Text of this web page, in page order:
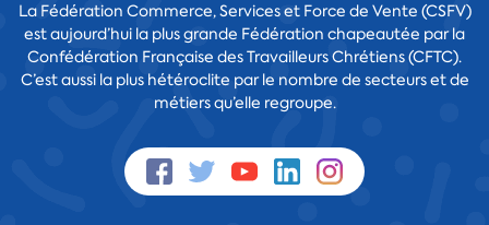
La Fédération Commerce, Services et Force de Vente (CSFV)
est aujourd’hui la plus grande Fédération chapeautée par la
Confédération Française des Travailleurs Chrétiens (CFTC).
C’est aussi la plus hétéroclite par le nombre de secteurs et de
métiers qu’elle regroupe.